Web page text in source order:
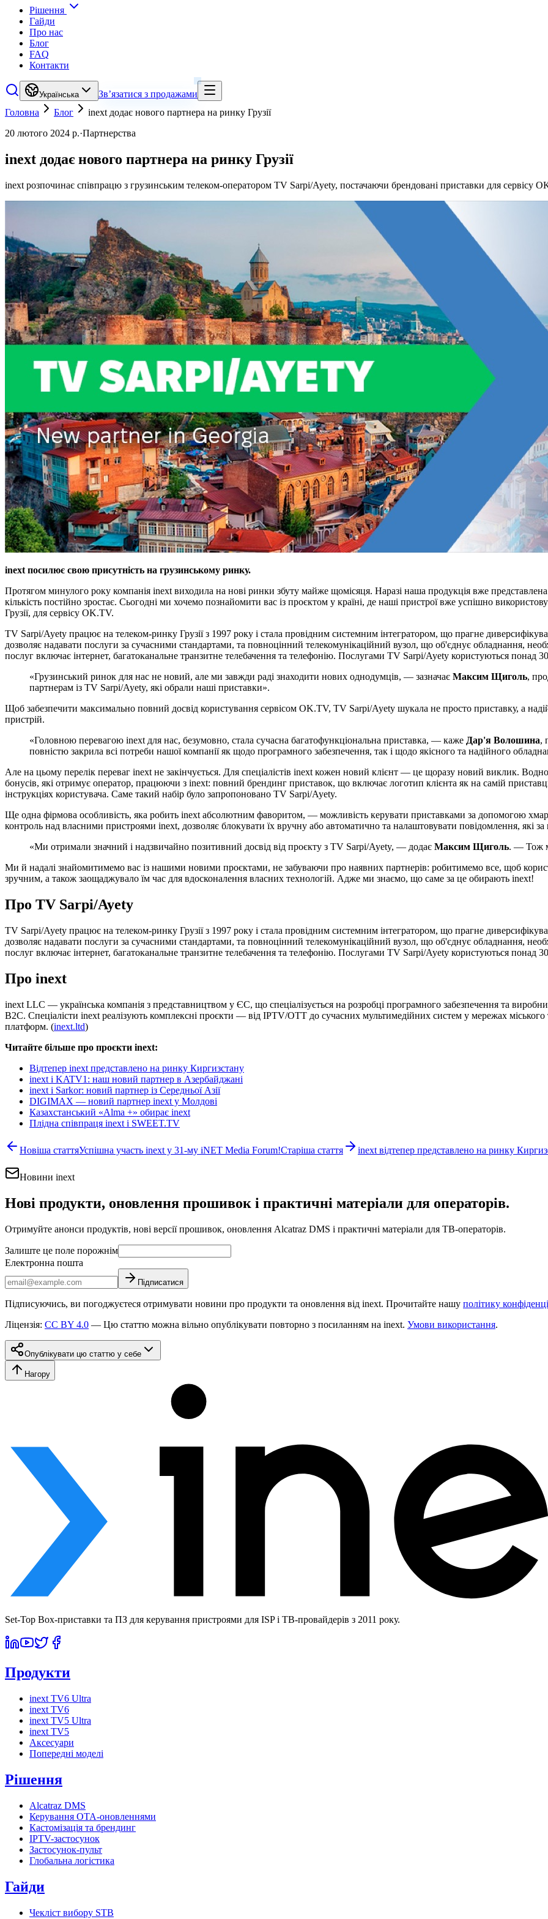
Рішення
Гайди
Про нас
Блог
FAQ
Контакти
Українська
Зв’язатися з продажами
Головна
Блог
inext додає нового партнера на ринку Грузії
20 лютого 2024 р.·Партнерства
inext додає нового партнера на ринку Грузії
inext розпочинає співпрацю з грузинським телеком-оператором TV Sarpi/Ayety, постачаючи брендовані приставки для сервісу
inext посилює свою присутність на грузинському ринку.
Протягом минулого року компанія inext виходила на нові ринки збуту майже щомісяця. Наразі наша продукція вже
кількість постійно зростає. Сьогодні ми хочемо познайомити вас із проєктом у країні, де наші пристрої вже успішно
Грузії, для сервісу OK.TV.
TV Sarpi/Ayety працює на телеком-ринку Грузії з 1997 року і стала провідним системним інтегратором, що прагне
дозволяє надавати послуги за сучасними стандартами, та повноцінний телекомунікаційний вузол, що об'єднує обладнання,
послуг включає інтернет, багатоканальне транзитне телебачення та телефонію. Послугами TV Sarpi/Ayety користуються понад
«Грузинський ринок для нас не новий, але ми завжди раді знаходити нових однодумців, — зазначає Максим Щиголь,
партнерам із TV Sarpi/Ayety, які обрали наші приставки».
Щоб забезпечити максимально повний досвід користування сервісом OK.TV, TV Sarpi/Ayety шукала не просто приставку, а
пристрій.
«Головною перевагою inext для нас, безумовно, стала сучасна багатофункціональна приставка, — каже Дар'я Волошина,
повністю закрила всі потреби нашої компанії як щодо програмного забезпечення, так і щодо якісного та надійного
Але на цьому перелік переваг inext не закінчується. Для спеціалістів inext кожен новий клієнт — це щоразу новий виклик.
бонусів, які отримує оператор, працюючи з inext: повний брендинг приставок, що включає логотип клієнта як на самій
інструкціях користувача. Саме такий набір було запропоновано TV Sarpi/Ayety.
Ще одна фірмова особливість, яка робить inext абсолютним фаворитом, — можливість керувати приставками за допомогою
контроль над власними пристроями inext, дозволяє блокувати їх вручну або автоматично та налаштовувати повідомлення, які за
«Ми отримали значний і надзвичайно позитивний досвід від проєкту з TV Sarpi/Ayety, — додає Максим Щиголь. — Тож
Ми й надалі знайомитимемо вас із нашими новими проєктами, не забуваючи про наявних партнерів: робитимемо все, щоб
зручним, а також заощаджувало їм час для вдосконалення власних технологій. Адже ми знаємо, що саме за це обирають inext!
Про TV Sarpi/Ayety
TV Sarpi/Ayety працює на телеком-ринку Грузії з 1997 року і стала провідним системним інтегратором, що прагне
дозволяє надавати послуги за сучасними стандартами, та повноцінний телекомунікаційний вузол, що об'єднує обладнання,
послуг включає інтернет, багатоканальне транзитне телебачення та телефонію. Послугами TV Sarpi/Ayety користуються понад
Про inext
inext LLC — українська компанія з представництвом у ЄС, що спеціалізується на розробці програмного забезпечення та
B2C. Спеціалісти inext реалізують комплексні проєкти — від IPTV/OTT до сучасних мультимедійних систем у мережах
платформ. (inext.ltd)
Читайте більше про проєкти inext:
Відтепер inext представлено на ринку Киргизстану
inext і KATV1: наш новий партнер в Азербайджані
inext і Sarkor: новий партнер із Середньої Азії
DIGIMAX — новий партнер inext у Молдові
Казахстанський «Alma +» обирає inext
Плідна співпраця inext і SWEET.TV
Новіша статтяУспішна участь inext у 31-му iNET Media Forum!Старіша стаття inext відтепер представлено на ринку
Новини inext
Нові продукти, оновлення прошивок і практичні матеріали для операторів.
Отримуйте анонси продуктів, нові версії прошивок, оновлення Alcatraz DMS і практичні матеріали для ТВ-операторів.
Залиште це поле порожнім
Електронна пошта
Підписатися
Підписуючись, ви погоджуєтеся отримувати новини про продукти та оновлення від inext. Прочитайте нашу політику
Ліцензія: CC BY 4.0 — Цю статтю можна вільно опублікувати повторно з посиланням на inext. Умови використання.
Опублікувати цю статтю у себе
Нагору
Set-Top Box-приставки та ПЗ для керування пристроями для ISP і ТВ-провайдерів з 2011 року.
Продукти
inext TV6 Ultra
inext TV6
inext TV5 Ultra
inext TV5
Аксесуари
Попередні моделі
Рішення
Alcatraz DMS
Керування OTA-оновленнями
Кастомізація та брендинг
IPTV-застосунок
Застосунок-пульт
Глобальна логістика
Гайди
Чекліст вибору STB